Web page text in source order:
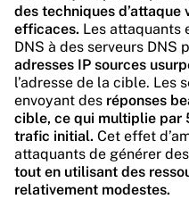
des techniques
efficaces. Les attaquants
DNS à des serveurs DNS
adresses IP sources
l’adresse de la cible. Les
envoyant des réponses
cible, ce qui multiplie par
trafic initial. Cet effet
attaquants de générer des
tout en utilisant des
relativement modestes.